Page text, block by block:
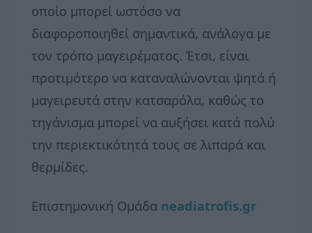
οποίο μπορεί ωστόσο να
διαφοροποιηθεί σημαντικά, ανάλογα με
τον τρόπο μαγειρέματος. Έτσι, είναι
προτιμότερο να καταναλώνονται ψητά ή
μαγειρευτά στην κατσαρόλα, καθώς το
τηγάνισμα μπορεί να αυξήσει κατά πολύ
την περιεκτικότητά τους σε λιπαρά και
θερμίδες.
Επιστημονική Ομάδα neadiatrofis.gr